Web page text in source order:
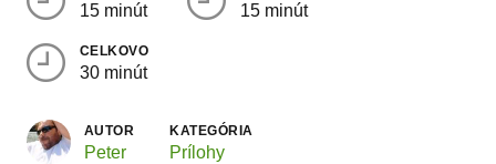
15 minút 15 minút
CELKOVO
30 minút
AUTOR
Peter
KATEGÓRIA
Prílohy